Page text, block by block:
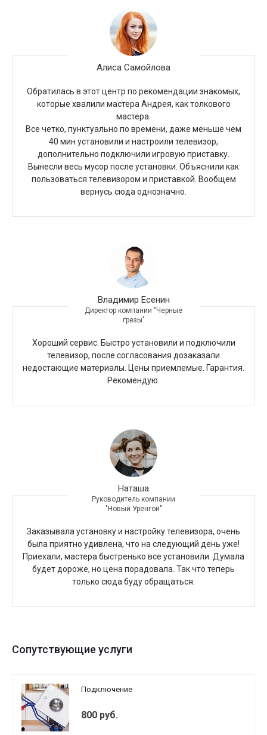
Алиса Самойлова
Обратилась в этот центр по рекомендации знакомых,
которые хвалили мастера Андрея, как толкового
мастера.
Все четко, пунктуально по времени, даже меньше чем
40 мин установили и настроили телевизор,
дополнительно подключили игровую приставку.
Вынесли весь мусор после установки. Объяснили как
пользоваться телевизором и приставкой. Вообщем
вернусь сюда однозначно.
Владимир Есенин
Директор компании "Черные
грезы"
Хороший сервис. Быстро установили и подключили
телевизор, после согласования дозаказали
недостающие материалы. Цены приемлемые. Гарантия.
Рекомендую.
Наташа
Руководитель компании
"Новый Уренгой"
Заказывала установку и настройку телевизора, очень
была приятно удивлена, что на следующий день уже!
Приехали, мастера быстренько все установили. Думала
будет дороже, но цена порадовала. Так что теперь
только сюда буду обращаться.
Сопутствующие услуги
Подключение
800 руб.